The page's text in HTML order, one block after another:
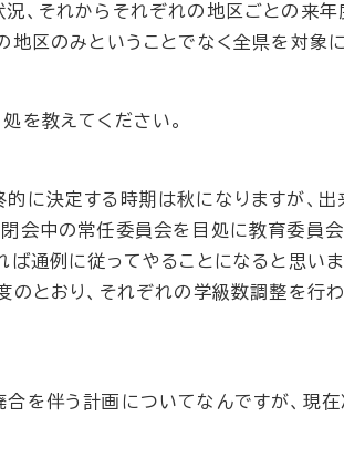
、それからそれぞれの地区ごとの来
地区のみということでなく全県を対象
を教えてください。
に決定する時期は秋になりますが、出
会中の常任委員会を目処に教育委員
ば通例に従ってやることになると思いま
のとおり、それぞれの学級数調整を行
を伴う計画についてなんですが、現